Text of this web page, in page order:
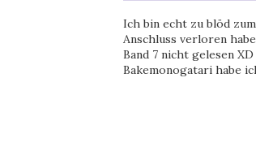
Ich bin echt zu blöd
Anschluss verloren
Band 7 nicht gelesen XD
Bakemonogatari habe